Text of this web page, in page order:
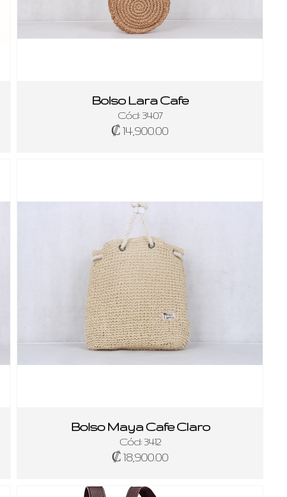
Bolso Lara Cafe
Cód: 3407
₡ 14,900.00
Bolso Maya Cafe Claro
Cód: 3412
₡ 18,900.00